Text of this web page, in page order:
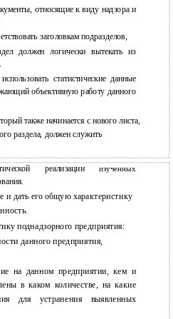
относящие к виду надзора и
заголовкам подразделов,
должен логически вытекать из
статистические данные
объективную работу данного
также начинается с нового листа,
раздела, должен служить
реализации изученных
и дать его общую характеристику
поднадзорного предприятия:
данного предприятия,
на данном предприятии, кем и
в каком количестве, на какие
для устранения выявленных